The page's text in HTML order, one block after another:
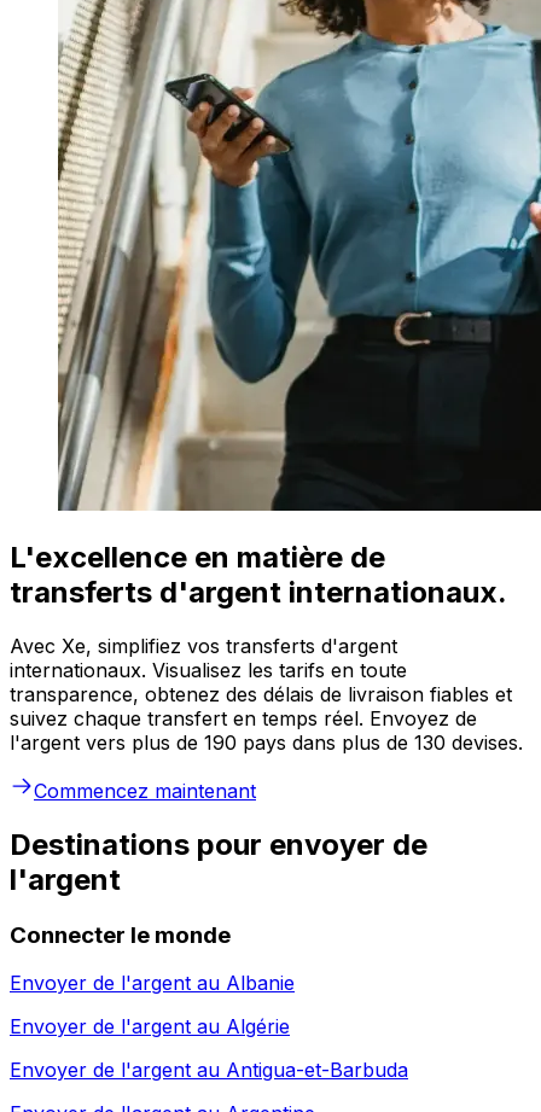
L'excellence en matière de
transferts d'argent internationaux.
Avec Xe, simplifiez vos transferts d'argent
internationaux. Visualisez les tarifs en toute
transparence, obtenez des délais de livraison fiables et
suivez chaque transfert en temps réel. Envoyez de
l'argent vers plus de 190 pays dans plus de 130 devises.
Commencez maintenant
Destinations pour envoyer de
l'argent
Connecter le monde
Envoyer de l'argent au Albanie
Envoyer de l'argent au Algérie
Envoyer de l'argent au Antigua-et-Barbuda